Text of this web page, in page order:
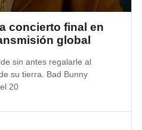
concierto final en
global
sin antes regalarle al
su tierra. Bad Bunny
20